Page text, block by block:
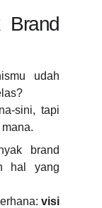
udah
sini, tapi
brand
hal yang
visi